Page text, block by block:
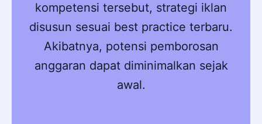
kompetensi tersebut, strategi iklan
disusun sesuai best practice terbaru.
Akibatnya, potensi pemborosan
anggaran dapat diminimalkan sejak
awal.